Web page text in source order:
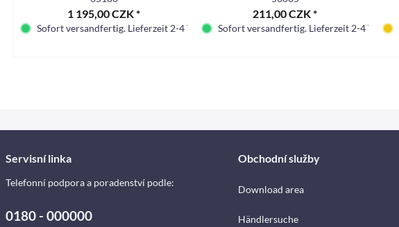
1 195,00 CZK *
Sofort versandfertig. Lieferzeit 2-4 Tage.
211,00 CZK *
Sofort versandfertig. Lieferzeit 2-4 Tage.
Servisní linka
Telefonní podpora a poradenství podle:
0180 - 000000
Obchodní služby
Download area
Händlersuche